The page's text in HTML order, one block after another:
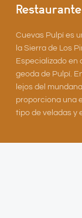
Cuevas Pulpí es
la Sierra de Los
Especializado en
geoda de Pulpí.
lejos del
proporciona una
tipo de veladas y